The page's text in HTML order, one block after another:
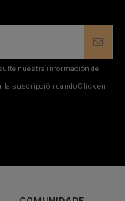
nuestra información de
la suscripción dando Click en